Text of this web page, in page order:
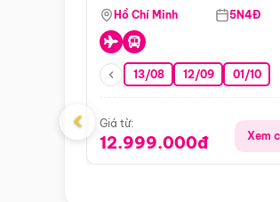
Hùng ( Bay Vn)
Hồ Chí Minh 5N4Đ
13/08 12/09 01/10
Giá từ:
12.999.000đ Xem
‹